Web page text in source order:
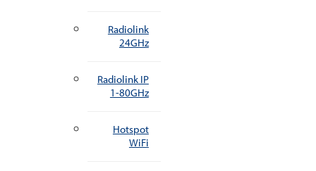
Radiolink
24GHz
Radiolink IP
1-80GHz
Hotspot
WiFi